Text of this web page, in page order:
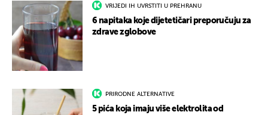
VRIJEDI IH UVRSTITI U PREHRANU
6 napitaka koje dijetetičari preporučuju za
zdrave zglobove
PRIRODNE ALTERNATIVE
5 pića koja imaju više elektrolita od